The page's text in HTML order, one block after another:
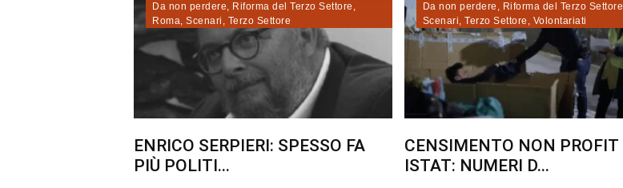
Da non perdere, Riforma del Terzo Settore ,
Roma, Scenari , Terzo Settore
ENRICO SERPIERI: SPESSO FA
PIÙ POLITI...
Da non perdere , Riforma del Terzo Settore
Scenari, Terzo Settore , Volontariati
CENSIMENTO NON PROFIT
ISTAT: NUMERI D...